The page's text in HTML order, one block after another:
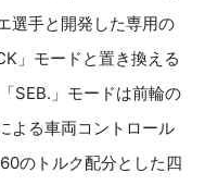
選手と開発した専用の
」モードと置き換える
SEB.」モードは前輪の
よる車両コントロール
のトルク配分とした四